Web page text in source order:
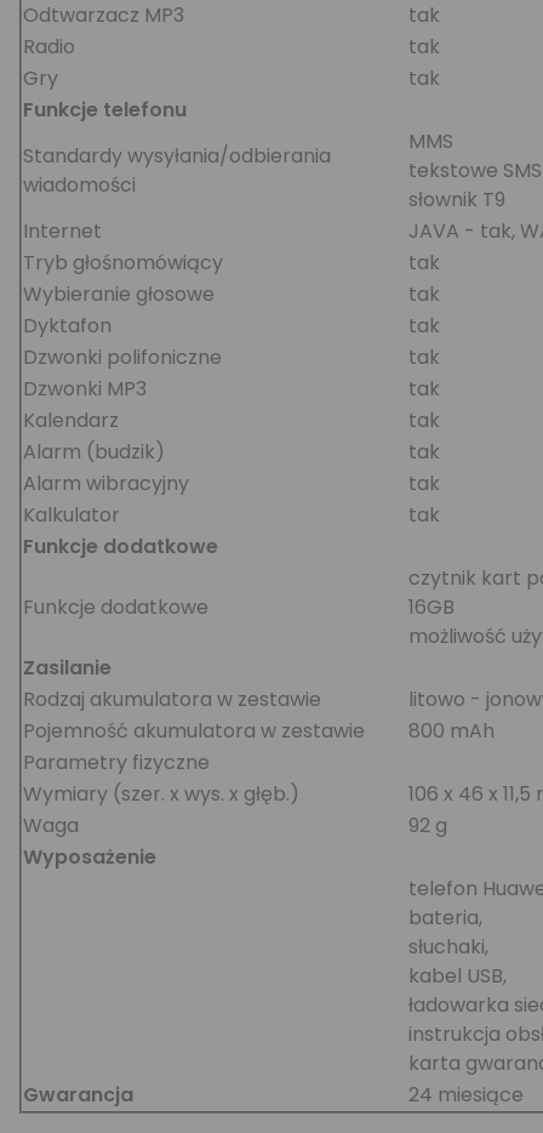
Odtwarzacz MP3
tak
Radio
tak
Gry
tak
Funkcje telefonu
Standardy wysyłania/odbierania
wiadomości
MMS
tekstowe SMS
słownik T9
Internet
JAVA - tak,
Tryb głośnomówiący
tak
Wybieranie głosowe
tak
Dyktafon
tak
Dzwonki polifoniczne
tak
Dzwonki MP3
tak
Kalendarz
tak
Alarm (budzik)
tak
Alarm wibracyjny
tak
Kalkulator
tak
Funkcje dodatkowe
Funkcje dodatkowe
czytnik kart
16GB
możliwość
Zasilanie
Rodzaj akumulatora w zestawie
litowo -
Pojemność akumulatora w zestawie
800 mAh
Parametry fizyczne
Wymiary (szer. x wys. x głęb.)
106 x 46 x
Waga
92 g
Wyposażenie
telefon
bateria,
słuchaki,
kabel USB,
ładowarka
instrukcja
karta
Gwarancja
24 miesiące